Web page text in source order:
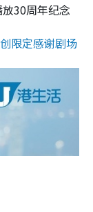
30周年纪念
限定感谢剧场